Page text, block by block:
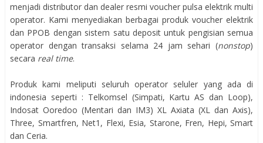
menjadi distributor dan dealer resmi voucher pulsa elektrik multi
operator. Kami menyediakan berbagai produk voucher elektrik
dan PPOB dengan sistem satu deposit untuk pengisian semua
operator dengan transaksi selama 24 jam sehari (nonstop)
secara real time.
Produk kami meliputi seluruh operator seluler yang ada di
indonesia seperti : Telkomsel (Simpati, Kartu AS dan Loop),
Indosat Ooredoo (Mentari dan IM3) XL Axiata (XL dan Axis),
Three, Smartfren, Net1, Flexi, Esia, Starone, Fren, Hepi, Smart
dan Ceria.